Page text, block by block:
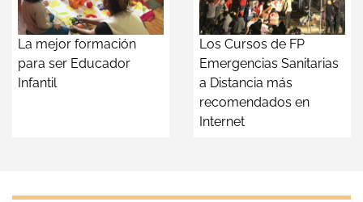
La mejor formación
para ser Educador
Infantil
Los Cursos de FP
Emergencias Sanitarias
a Distancia más
recomendados en
Internet